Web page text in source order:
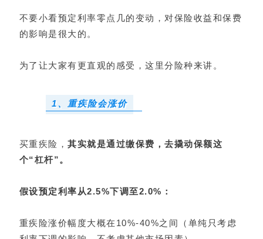
不要小看预定利率零点几的变动，对保险收益和保费
的影响是很大的。
为了让大家有更直观的感受，这里分险种来讲。
1、重疾险会涨价
买重疾险，其实就是通过缴保费，去撬动保额这
个“杠杆”。
假设预定利率从2.5%下调至2.0%：
重疾险涨价幅度大概在10%-40%之间
（单纯只考虑